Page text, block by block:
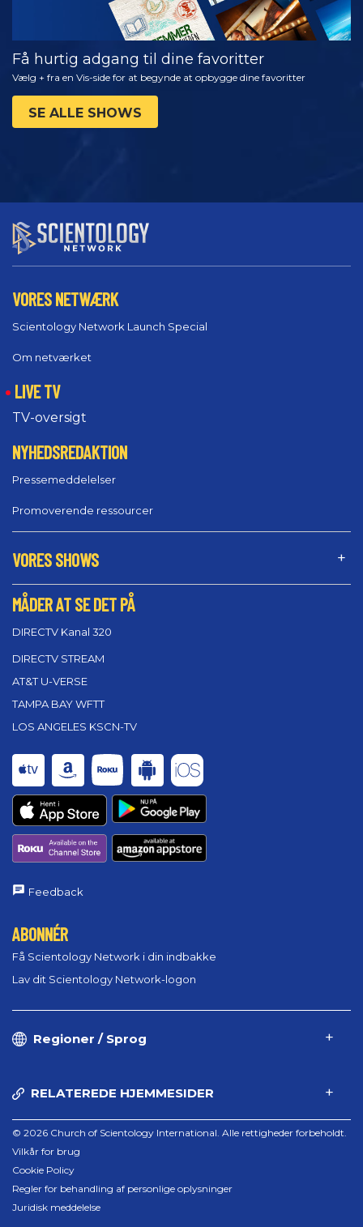
Få hurtig adgang til dine favoritter
Vælg + fra en Vis-side for at begynde at opbygge dine favoritter
SE ALLE SHOWS
VORES NETWÆRK
Scientology Network Launch Special
Om netværket
LIVE TV
TV-oversigt
NYHEDSREDAKTION
Pressemeddelelser
Promoverende ressourcer
VORES SHOWS
MÅDER AT SE DET PÅ
DIRECTV Kanal 320
DIRECTV STREAM
AT&T U-VERSE
TAMPA BAY WFTT
LOS ANGELES KSCN-TV
Feedback
ABONNÉR
Få Scientology Network i din indbakke
Lav dit Scientology Network-logon
Regioner / Sprog
RELATEREDE HJEMMESIDER
© 2026 Church of Scientology International. Alle rettigheder forbeholdt.
Vilkår for brug
Cookie Policy
Regler for behandling af personlige oplysninger
Juridisk meddelelse